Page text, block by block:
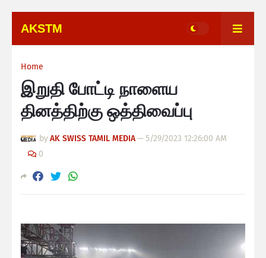
AKSTM
Home
இறுதி போட்டி நாளைய
தினத்திற்கு ஒத்திவைப்பு
byAK SWISS TAMIL MEDIA—5/29/2023 12:26:00 AM
0